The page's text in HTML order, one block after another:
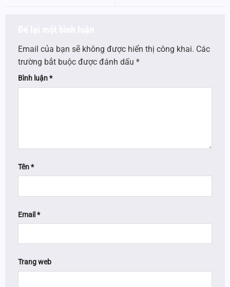
Email của bạn sẽ không được hiển thị công khai. Các
trường bắt buộc được đánh dấu *
Bình luận*
Tên*
Email *
Trang web